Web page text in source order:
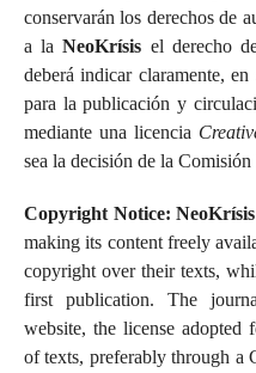
conservarán los derechos de
a laNeoKrísis el derecho
deberá indicar claramente,
para la publicación y
mediante una licencia
sea la decisión de la
Copyright Notice:NeoKrísis
making its content freely
copyright over their texts,
first publication. The
website, the license adopted
of texts, preferably through a